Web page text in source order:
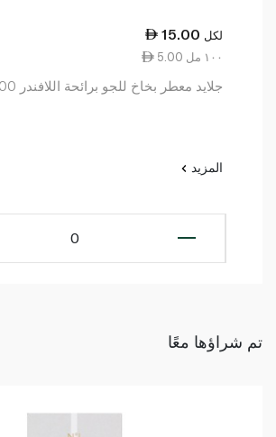
15.00 لكل
5.00 ١٠٠ مل
جلايد معطر بخاخ للجو برائحة اللافندر 300 مل
المزيد
0
تم شراؤها معًا